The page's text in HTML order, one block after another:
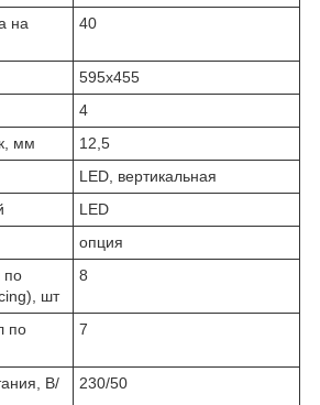
на
40
595х455
4
мм
12,5
LED, вертикальная
LED
опция
по
шт
8
по
7
В/
230/50